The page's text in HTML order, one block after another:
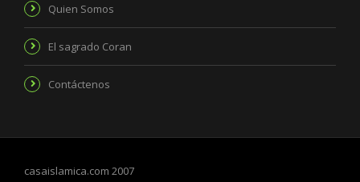
Quien Somos
El sagrado Coran
Contáctenos
casaislamica.com 2007